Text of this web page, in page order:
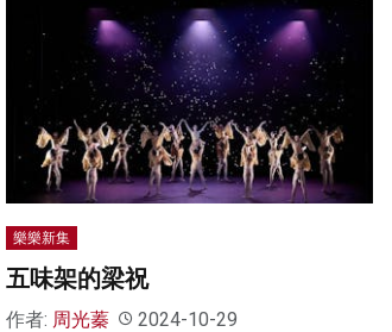
樂樂新集
五味架的梁祝
作者: 周光蓁 2024-10-29